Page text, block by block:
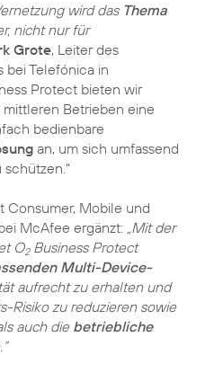
wird das Thema
nicht nur für
Grote, Leiter des
bei Telefónica in
Protect bieten wir
Betrieben eine
bedienbare
an, um sich umfassend
Consumer, Mobile und
McAfee ergänzt: „Mit der
O2Business Protect
Multi-Device-
aufrecht zu erhalten und
Risiko zu reduzieren sowie
auch die betriebliche